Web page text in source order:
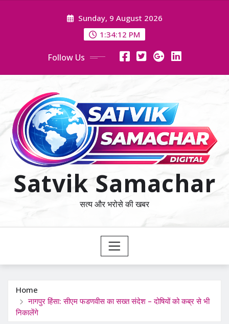
Sunday, 9 August 2026
1:34:13 PM
Follow Us
Satvik Samachar
सत्य और भरोसे की खबर
Home
नागपुर हिंसा: सीएम फडणवीस का सख्त संदेश – दोषियों को कब्र से भी
निकालेंगे